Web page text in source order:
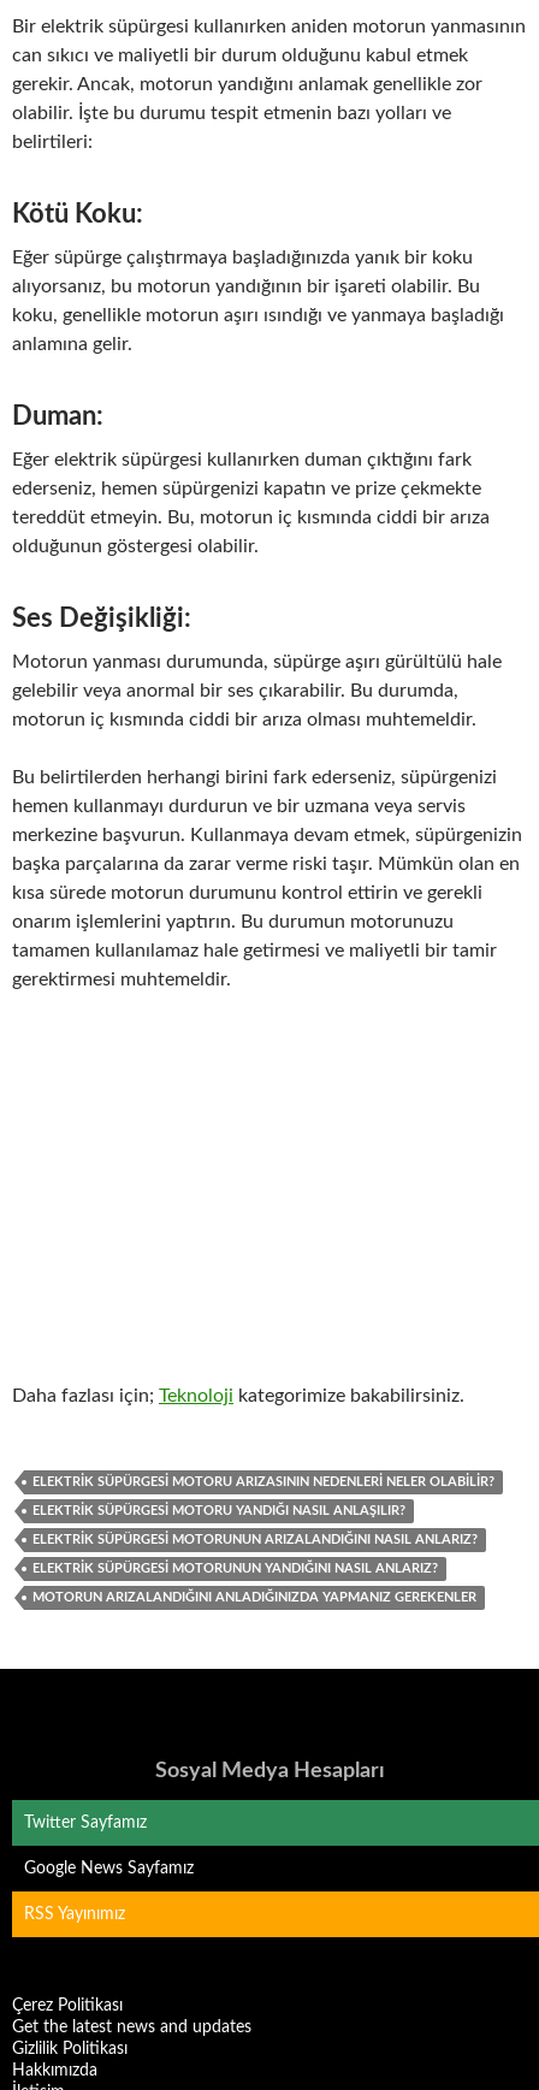
Bir elektrik süpürgesi kullanırken aniden motorun yanmasının
can sıkıcı ve maliyetli bir durum olduğunu kabul etmek
gerekir. Ancak, motorun yandığını anlamak genellikle zor
olabilir. İşte bu durumu tespit etmenin bazı yolları ve
belirtileri:
Kötü Koku:
Eğer süpürge çalıştırmaya başladığınızda yanık bir koku
alıyorsanız, bu motorun yandığının bir işareti olabilir. Bu
koku, genellikle motorun aşırı ısındığı ve yanmaya başladığı
anlamına gelir.
Duman:
Eğer elektrik süpürgesi kullanırken duman çıktığını fark
ederseniz, hemen süpürgenizi kapatın ve prize çekmekte
tereddüt etmeyin. Bu, motorun iç kısmında ciddi bir arıza
olduğunun göstergesi olabilir.
Ses Değişikliği:
Motorun yanması durumunda, süpürge aşırı gürültülü hale
gelebilir veya anormal bir ses çıkarabilir. Bu durumda,
motorun iç kısmında ciddi bir arıza olması muhtemeldir.
Bu belirtilerden herhangi birini fark ederseniz, süpürgenizi
hemen kullanmayı durdurun ve bir uzmana veya servis
merkezine başvurun. Kullanmaya devam etmek, süpürgenizin
başka parçalarına da zarar verme riski taşır. Mümkün olan en
kısa sürede motorun durumunu kontrol ettirin ve gerekli
onarım işlemlerini yaptırın. Bu durumun motorunuzu
tamamen kullanılamaz hale getirmesi ve maliyetli bir tamir
gerektirmesi muhtemeldir.
Daha fazlası için; Teknoloji kategorimize bakabilirsiniz.
ELEKTRIK SÜPÜRGESI MOTORU ARIZASININ NEDENLERI NELER OLABILIR?
ELEKTRIK SÜPÜRGESI MOTORU YANDIĞI NASIL ANLAŞILIR?
ELEKTRIK SÜPÜRGESI MOTORUNUN ARIZALANDIĞINI NASIL ANLARIZ?
ELEKTRIK SÜPÜRGESI MOTORUNUN YANDIĞINI NASIL ANLARIZ?
MOTORUN ARIZALANDIĞINI ANLADIĞINIZDA YAPMANIZ GEREKENLER
Sosyal Medya Hesapları
Twitter Sayfamız
Google News Sayfamız
RSS Yayınımız
Çerez Politikası
Get the latest news and updates
Gizlilik Politikası
Hakkımızda